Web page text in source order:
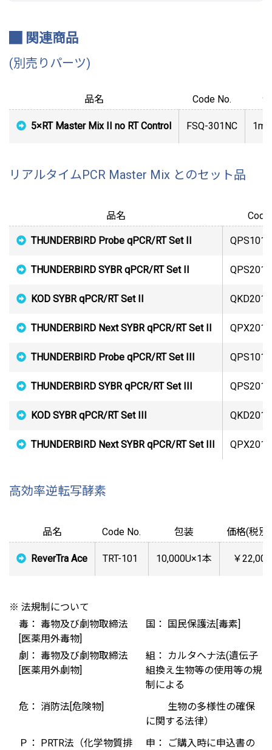
関連商品
(別売りパーツ)
品名 Code No.
5×RT Master Mix II no RT Control FSQ-301NC
リアルタイムPCR Master Mix とのセット品
品名 Code
THUNDERBIRD Probe qPCR/RT Set II QPS101/
THUNDERBIRD SYBR qPCR/RT Set II QPS201/
KOD SYBR qPCR/RT Set II QKD201/
THUNDERBIRD Next SYBR qPCR/RT Set II QPX201/
THUNDERBIRD Probe qPCR/RT Set III QPS101/
THUNDERBIRD SYBR qPCR/RT Set III QPS201/
KOD SYBR qPCR/RT Set III QKD201/
THUNDERBIRD Next SYBR qPCR/RT Set III QPX201/
高効率逆転写酵素
品名 Code No. 包装 価格(税別)
ReverTra Ace TRT-101 10,000U×1本 ￥22,000
※ 法規制について
毒： 毒物及び劇物取締法
[医薬用外毒物]
国： 国民保護法[毒素]
劇： 毒物及び劇物取締法
[医薬用外劇物]
組： カルタヘナ法(遺伝子
組換え生物等の使用等の規
制による
危： 消防法[危険物]
生物の多様性の確保
に関する法律）
Ｐ： PRTR法（化学物質排
申： ご購入時に申込書の